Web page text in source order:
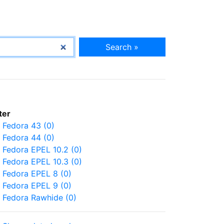
Search »
Fedora 43 (0)
Fedora 44 (0)
Fedora EPEL 10.2 (0)
Fedora EPEL 10.3 (0)
Fedora EPEL 8 (0)
Fedora EPEL 9 (0)
Fedora Rawhide (0)